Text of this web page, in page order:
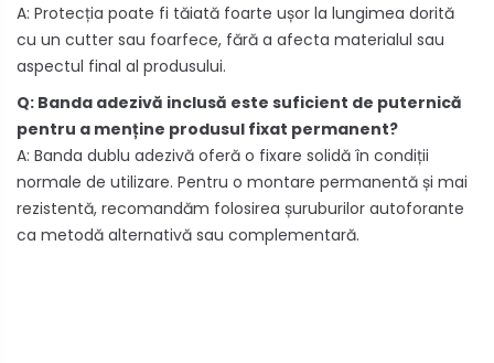
A: Protecția poate fi tăiată foarte ușor la lungimea dorită
cu un cutter sau foarfece, fără a afecta materialul sau
aspectul final al produsului.
Q: Banda adezivă inclusă este suficient de puternică
pentru a menține produsul fixat permanent?
A: Banda dublu adezivă oferă o fixare solidă în condiții
normale de utilizare. Pentru o montare permanentă și mai
rezistentă, recomandăm folosirea șuruburilor autoforante
ca metodă alternativă sau complementară.